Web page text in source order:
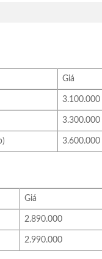
Giá
3.100.000
3.300.000
3.600.000
Giá
2.890.000
2.990.000